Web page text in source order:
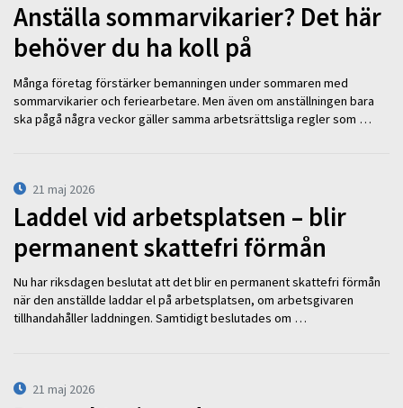
Anställa sommarvikarier? Det här
behöver du ha koll på
Många företag förstärker bemanningen under sommaren med
sommarvikarier och feriearbetare. Men även om anställningen bara
ska pågå några veckor gäller samma arbetsrättsliga regler som …
21 maj 2026
Laddel vid arbetsplatsen – blir
permanent skattefri förmån
Nu har riksdagen beslutat att det blir en permanent skattefri förmån
när den anställde laddar el på arbetsplatsen, om arbetsgivaren
tillhandahåller laddningen. Samtidigt beslutades om …
21 maj 2026